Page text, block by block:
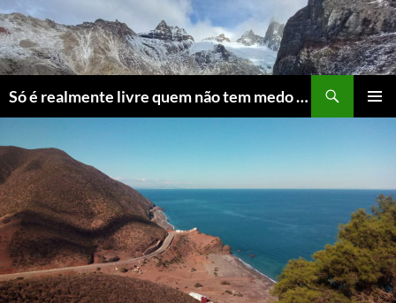
Skip
to
content
Só é realmente livre quem não tem medo do ridículo